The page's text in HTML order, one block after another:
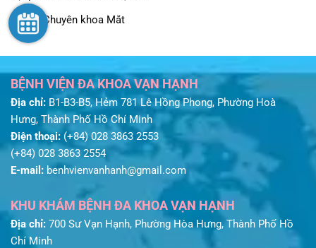
Bác Sĩ Chuyên khoa Mắt
BỆNH VIỆN ĐA KHOA VẠN HẠNH
Địa chỉ: B1-B3-B5, Hẻm 781 Lê Hồng Phong, Phường Hoà
Hưng, Thành Phố Hồ Chí Minh
Điện thoại: (+84) 028 3863 2553
(+84) 028 3863 2554
E-mail: benhvienvanhanh@gmail.com
KHU KHÁM BỆNH ĐA KHOA VẠN HẠNH
Địa chỉ: 700 Sư Vạn Hạnh, Phường Hòa Hưng, Thành Phố Hồ
Chí Minh